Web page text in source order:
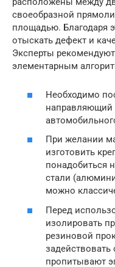
своеобразной
площадью. Благодаря
отыскать дефект и
Эксперты
элементарным
Необходимо
направляющий
При желании
изготовить
понадобиться
стали
можно
Перед
изолировать
резиновой
задействовать
пропитывают